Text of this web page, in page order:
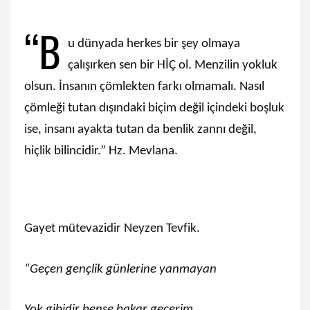
“B
u dünyada herkes bir şey olmaya
çalışırken sen bir HİÇ ol. Menzilin yokluk
olsun. İnsanın çömlekten farkı olmamalı. Nasıl
çömleği tutan dışındaki biçim değil içindeki boşluk
ise, insanı ayakta tutan da benlik zannı değil,
hiçlik bilincidir.” Hz. Mevlana.
Gayet mütevazidir Neyzen Tevfik.
“Geçen gençlik günlerine yanmayan